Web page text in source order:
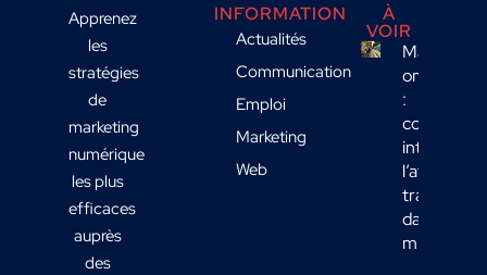
Apprenez
les
stratégies
de
marketing
numérique
les plus
efficaces
auprès
des
INFORMATION
Actualités
Communication
Emploi
Marketing
Web
À
VOIR
Marketing
omnicanal
:
comment
intégrer
l’affichage
transport
dans votre
mix média